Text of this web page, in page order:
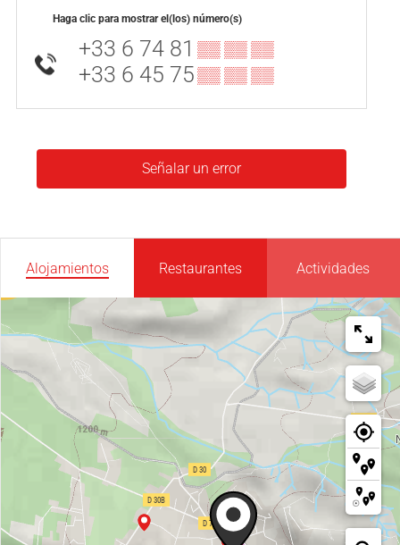
Haga clic para mostrar el(los) número(s)
+33 6 74 81 ▒▒ ▒▒ ▒▒
+33 6 45 75▒▒ ▒▒ ▒▒
Señalar un error
Alojamientos Restaurantes Actividades